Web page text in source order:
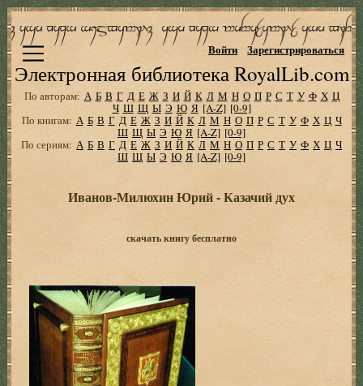
Электронная библиотека RoyalLib.com
Войти Зарегистрироваться
По авторам: А Б В Г Д Е Ж З И Й К Л М Н О П Р С Т У Ф Х Ц
Ч Ш Щ Ы Э Ю Я [A-Z] [0-9]
По книгам: А Б В Г Д Е Ж З И Й К Л М Н О П Р С Т У Ф Х Ц Ч
Ш Щ Ы Э Ю Я [A-Z] [0-9]
По сериям: А Б В Г Д Е Ж З И Й К Л М Н О П Р С Т У Ф Х Ц Ч
Ш Щ Ы Э Ю Я [A-Z] [0-9]
Иванов-Милюхин Юрий - Казачий дух
скачать книгу бесплатно